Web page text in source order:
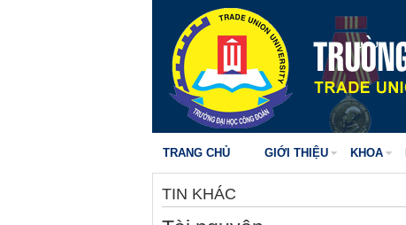
TRANG CHỦ GIỚI THIỆU KHOA
TIN KHÁC